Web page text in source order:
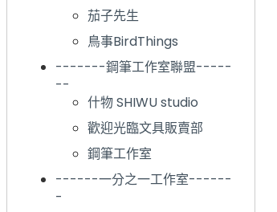
茄子先生
鳥事BirdThings
-------鋼筆工作室聯盟-----
--
什物 SHIWU studio
歡迎光臨文具販賣部
鋼筆工作室
------一分之一工作室------
-